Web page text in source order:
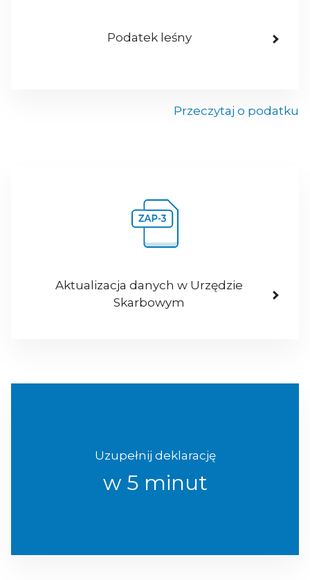
Podatek leśny
Przeczytaj o podatku
Aktualizacja danych w Urzędzie
Skarbowym
Uzupełnij deklarację
w 5 minut